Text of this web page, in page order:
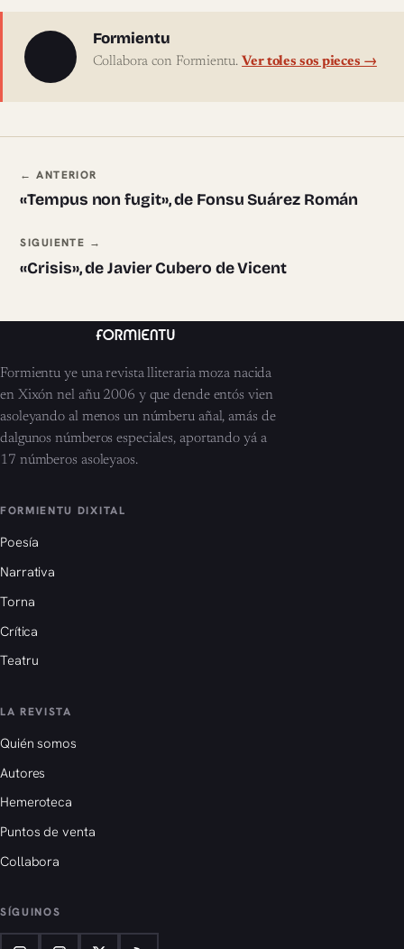
Sobre l'autor
Formientu
Collabora con Formientu. Ver toles sos pieces →
Navegación ente pieces
← ANTERIOR
«Tempus non fugit», de Fonsu Suárez Román
SIGUIENTE →
«Crisis», de Javier Cubero de Vicent
Formientu ye una revista lliteraria moza nacida
en Xixón nel añu 2006 y que dende entós vien
asoleyando al menos un númberu añal, amás de
dalgunos númberos especiales, aportando yá a
17 númberos asoleyaos.
FORMIENTU DIXITAL
Poesía
Narrativa
Torna
Crítica
Teatru
LA REVISTA
Quién somos
Autores
Hemeroteca
Puntos de venta
Collabora
SÍGUINOS